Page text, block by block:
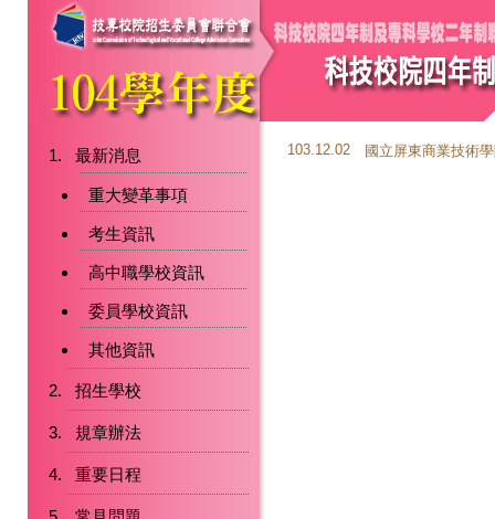
最新消息
重大變革事項
考生資訊
高中職學校資訊
委員學校資訊
其他資訊
招生學校
規章辦法
重要日程
103.12.02 國立屏東商業技術